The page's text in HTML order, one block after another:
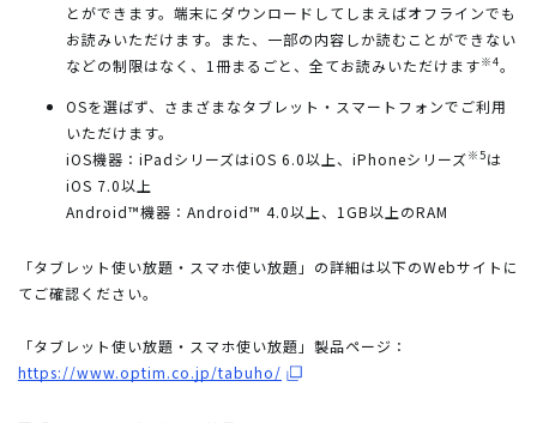
とができます。端末にダウンロードしてしまえばオフラインでも
お読みいただけます。また、一部の内容しか読むことができない
などの制限はなく、1冊まるごと、全てお読みいただけます※4。
OSを選ばず、さまざまなタブレット・スマートフォンでご利用
いただけます。
iOS機器：iPadシリーズはiOS 6.0以上、iPhoneシリーズ※5は
iOS 7.0以上
Android™機器：Android™ 4.0以上、1GB以上のRAM
「タブレット使い放題・スマホ使い放題」の詳細は以下のWebサイトに
てご確認ください。
「タブレット使い放題・スマホ使い放題」製品ページ：
https://www.optim.co.jp/tabuho/